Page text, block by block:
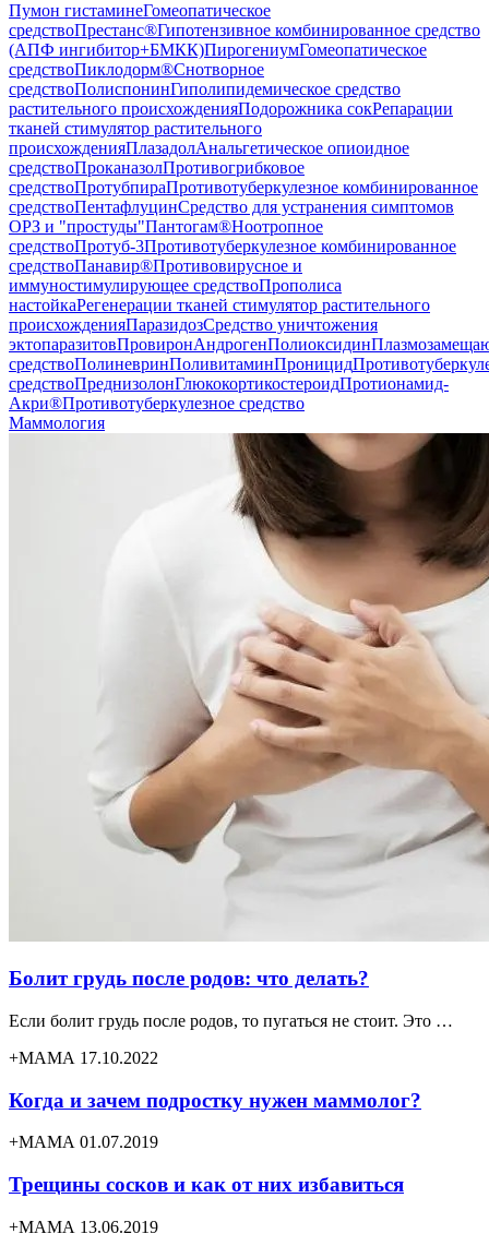
Пумон гистаминеГомеопатическое
средствоПрестанс®Гипотензивное комбинированное средство
(АПФ ингибитор+БМКК)ПирогениумГомеопатическое
средствоПиклодорм®Снотворное
средствоПолиспонинГиполипидемическое средство
растительного происхожденияПодорожника сокРепарации
тканей стимулятор растительного
происхожденияПлазадолАнальгетическое опиоидное
средствоПроканазолПротивогрибковое
средствоПротубпираПротивотуберкулезное комбинированное
средствоПентафлуцинСредство для устранения симптомов
ОРЗ и "простуды"Пантогам®Ноотропное
средствоПротуб-3Противотуберкулезное комбинированное
средствоПанавир®Противовирусное и
иммуностимулирующее средствоПрополиса
настойкаРегенерации тканей стимулятор растительного
происхожденияПаразидозСредство уничтожения
эктопаразитовПровиронАндрогенПолиоксидин
средствоПолиневринПоливитаминПроницид
средствоПреднизолонГлюкокортикостероидПротионамид-
Акри®Противотуберкулезное средство
Маммология
Болит грудь после родов: что делать?
Если болит грудь после родов, то пугаться не стоит. Это …
+МАМА 17.10.2022
Когда и зачем подростку нужен маммолог?
+МАМА 01.07.2019
Трещины сосков и как от них избавиться
+МАМА 13.06.2019